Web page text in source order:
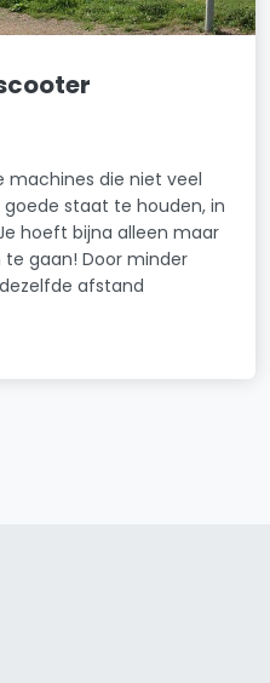
machines die niet veel
staat te houden, in
hoeft bijna alleen maar
gaan! Door minder
afstand